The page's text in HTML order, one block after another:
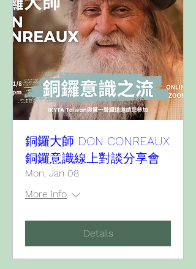
銅鑼大師 DON CONREAUX
銅鑼意識線上對談分享會
Mon, Jan 08
More info
Details